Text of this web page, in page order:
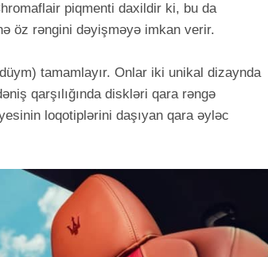
piqmenti daxildir ki, bu da
öz rəngini dəyişməyə imkan verir.
tamamlayır. Onlar iki unikal dizaynda
qarşılığında diskləri qara rəngə
loqotiplərini daşıyan qara əyləc